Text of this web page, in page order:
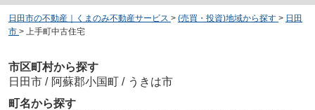
日田市の不動産｜くまのみ不動産サービス > (売買・投資)地域から探す > 日田
市 > 上手町中古住宅
市区町村から探す
日田市 / 阿蘇郡小国町 / うきは市
町名から探す